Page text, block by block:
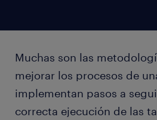
Muchas son las
mejorar los procesos de
implementan pasos a
correcta ejecución de las